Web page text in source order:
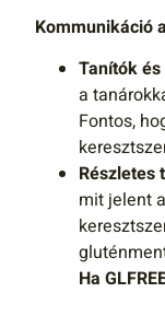
Kommunikáció
Tanítók
a
Fontos,
Részletes
mit jelent
Ha